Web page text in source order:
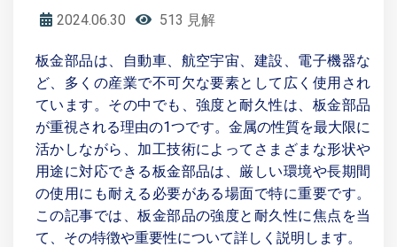
2024.06.30 513 見解
板金部品は、自動車、航空宇宙、建設、電子機器な
ど、多くの産業で不可欠な要素として広く使用され
ています。その中でも、強度と耐久性は、板金部品
が重視される理由の1つです。金属の性質を最大限に
活かしながら、加工技術によってさまざまな形状や
用途に対応できる板金部品は、厳しい環境や長期間
の使用にも耐える必要がある場面で特に重要です。
この記事では、板金部品の強度と耐久性に焦点を当
て、その特徴や重要性について詳しく説明します。